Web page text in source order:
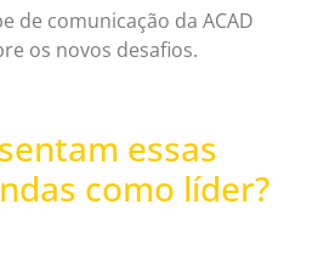
de comunicação da ACAD
os novos desafios.
essas
como líder?